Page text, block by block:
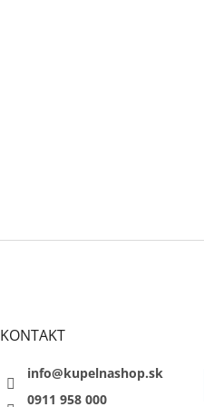
KONTAKT
info@kupelnashop.sk
0911 958 000